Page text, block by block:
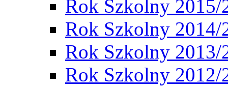
Rok Szkolny 2015/
Rok Szkolny 2014/
Rok Szkolny 2013/
Rok Szkolny 2012/